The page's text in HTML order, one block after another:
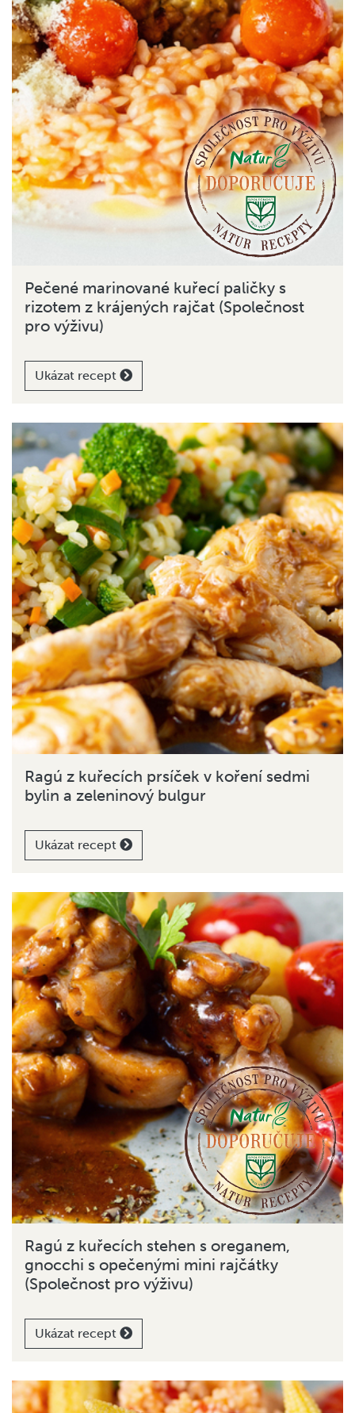
Pečené marinované kuřecí paličky s
rizotem z krájených rajčat (Společnost
pro výživu)
Ukázat recept
Ragú z kuřecích prsíček v koření sedmi
bylin a zeleninový bulgur
Ukázat recept
Ragú z kuřecích stehen s oreganem,
gnocchi s opečenými mini rajčátky
(Společnost pro výživu)
Ukázat recept